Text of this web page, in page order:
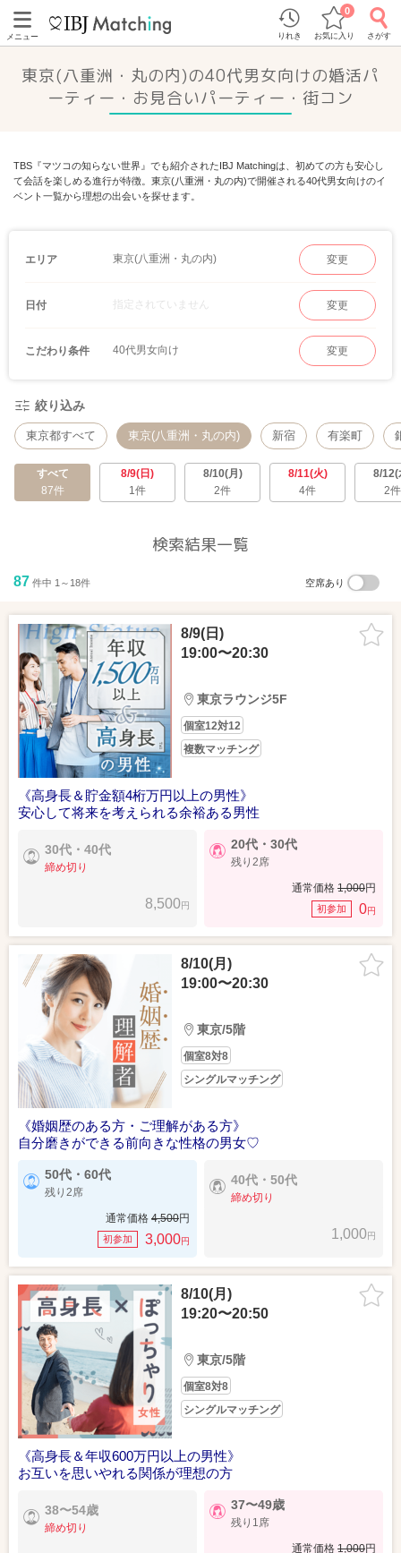
メニュー りれき お気に入り
0
さがす
東京(八重洲・丸の内)の40代男女向けの婚活パ
ーティー・お見合いパーティー・街コン
TBS『マツコの知らない世界』でも紹介されたIBJ Matchingは、初めての方も安心し
て会話を楽しめる進行が特徴。東京(八重洲・丸の内)で開催される40代男女向けのイ
ベント一覧から理想の出会いを探せます。
エリア 東京(八重洲・丸の内) 変更
日付 指定されていません 変更
こだわり条件 40代男女向け 変更
絞り込み
東京都すべて 東京(八重洲・丸の内) 新宿 有楽町
すべて
87件
8/9(日)
1件
8/10(月)
2件
8/11(火)
4件
8/12(
2件
検索結果一覧
87 件中 1～18件 空席あり
8/9(日)
19:00〜20:30
東京ラウンジ5F
個室12対12
複数マッチング
《高身長＆貯金額4桁万円以上の男性》
安心して将来を考えられる余裕ある男性
30代・40代
締め切り
8,500円
20代・30代
残り2席
通常価格 1,000円
初参加 0円
8/10(月)
19:00〜20:30
東京/5階
個室8対8
シングルマッチング
《婚姻歴のある方・ご理解がある方》
自分磨きができる前向きな性格の男女♡
50代・60代
残り2席
通常価格 4,500円
初参加 3,000円
40代・50代
締め切り
1,000円
8/10(月)
19:20〜20:50
東京/5階
個室8対8
シングルマッチング
《高身長＆年収600万円以上の男性》
お互いを思いやれる関係が理想の方
38〜54歳
締め切り
37〜49歳
残り1席
通常価格 1,000円